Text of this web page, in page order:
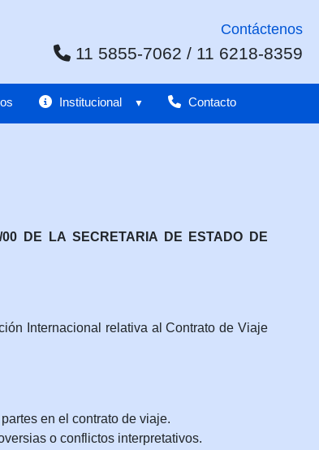
Contáctenos
11 5855-7062 / 11 6218-8359
Institucional Contacto
DE LA SECRETARIA DE ESTADO DE
Internacional relativa al Contrato de Viaje
en el contrato de viaje.
o conflictos interpretativos.